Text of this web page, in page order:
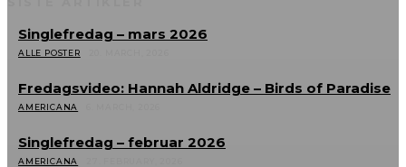
Singlefredag – mars 2026
ALLE POSTER
Fredagsvideo: Hannah Aldridge – Birds of Paradise
AMERICANA
Singlefredag – februar 2026
AMERICANA